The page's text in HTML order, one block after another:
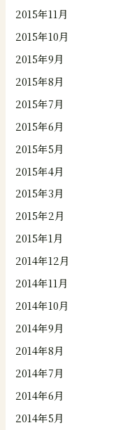
2015年11月
2015年10月
2015年9月
2015年8月
2015年7月
2015年6月
2015年5月
2015年4月
2015年3月
2015年2月
2015年1月
2014年12月
2014年11月
2014年10月
2014年9月
2014年8月
2014年7月
2014年6月
2014年5月